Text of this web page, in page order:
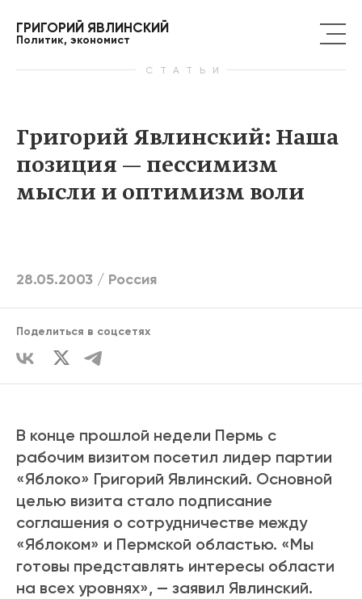
ГРИГОРИЙ ЯВЛИНСКИЙ
Политик, экономист
СТАТЬИ
Григорий Явлинский: Наша
позиция — пессимизм
мысли и оптимизм воли
28.05.2003 / Россия
Поделиться в соцсетях
В конце прошлой недели Пермь с
рабочим визитом посетил лидер партии
«Яблоко» Григорий Явлинский. Основной
целью визита стало подписание
соглашения о сотрудничестве между
«Яблоком» и Пермской областью. «Мы
готовы представлять интересы области
на всех уровнях», — заявил Явлинский.